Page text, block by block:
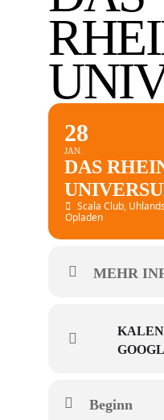
28
JAN.
DAS
Scala Club,
Opladen
MEHR
Beginn